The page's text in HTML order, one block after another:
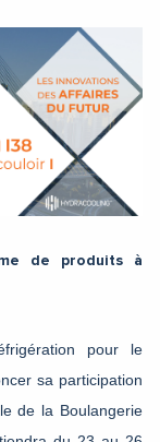
de produits à
pour le
sa participation
de la Boulangerie